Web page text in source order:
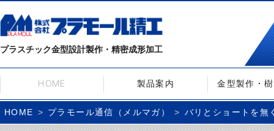
プラスチック金型設計製作・精密成形加工
HOME 製品案内 金型製作・
HOME プラモール通信（メルマガ） バリとショートを無